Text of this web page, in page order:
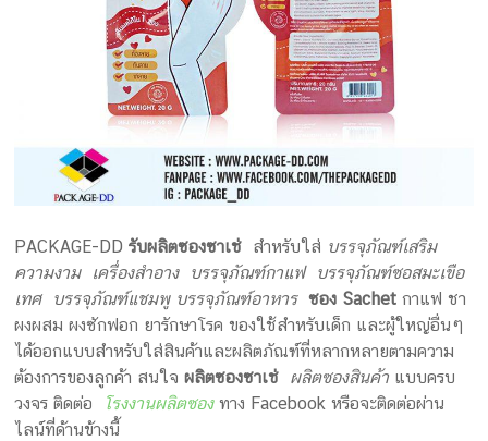
PACKAGE-DDรับผลิตซองซาเช่ สำหรับใส่ บรรจุภัณฑ์เสริม
ความงาม เครื่องสำอาง บรรจุภัณฑ์กาแฟ บรรจุภัณฑ์ซอสมะเขือ
เทศ บรรจุภัณฑ์แชมพู บรรจุภัณฑ์อาหารซอง Sachet กาแฟ ชา
ผงผสม ผงซักฟอก ยารักษาโรค ของใช้สำหรับเด็ก และผู้ใหญ่อื่นๆ
ได้ออกแบบสำหรับใส่สินค้าและผลิตภัณฑ์ที่หลากหลายตามความ
ต้องการของลูกค้า สนใจผลิตซองซาเช่ ผลิตซองสินค้า แบบครบ
วงจร ติดต่อ
โรงงานผลิตซอง ทาง Facebook หรือจะติดต่อผ่าน
ไลน์ที่ด้านข้างนี้